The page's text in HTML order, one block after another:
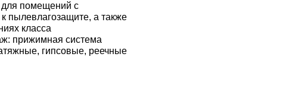
для помещений с
пылевлагозащите, а также
класса
прижимная система
гипсовые, реечные